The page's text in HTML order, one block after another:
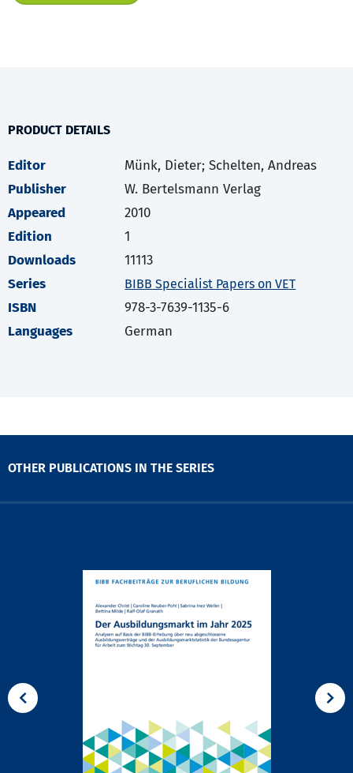
PRODUCT DETAILS
Editor
Münk, Dieter; Schelten, Andreas
Publisher
W. Bertelsmann Verlag
Appeared
2010
Edition
1
Downloads
11113
Series
BIBB Specialist Papers on VET
ISBN
978-3-7639-1135-6
Languages
German
OTHER PUBLICATIONS IN THE SERIES